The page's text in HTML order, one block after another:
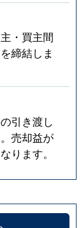
・買主間
締結しま
引き渡し
売却益が
ります。